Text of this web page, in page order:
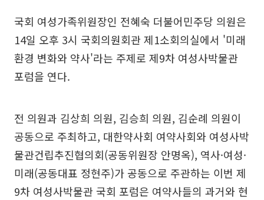
국회 여성가족위원장인 전혜숙 더불어민주당 의원은
14일 오후 3시 국회의원회관 제1소회의실에서 '미래
환경 변화와 약사'라는 주제로 제9차 여성사박물관
포럼을 연다.
전 의원과 김상희 의원, 김승희 의원, 김순례 의원이
공동으로 주최하고, 대한약사회 여약사회와 여성사박
물관건립추진협의회(공동위원장 안명옥), 역사·여성·
미래(공동대표 정현주)가 공동으로 주관하는 이번 제
9차 여성사박물관 국회 포럼은 여약사들의 과거와 현